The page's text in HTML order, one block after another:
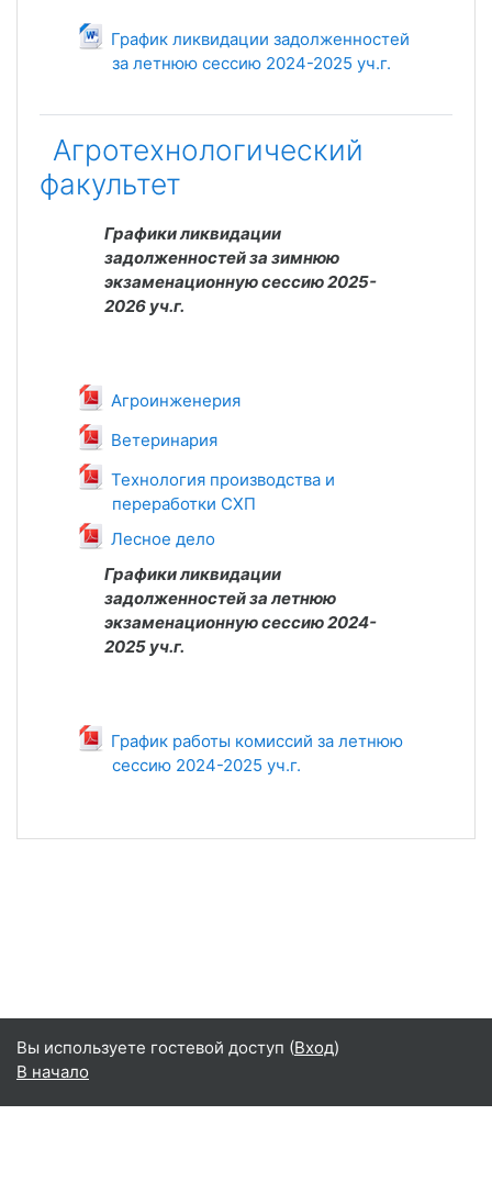
График ликвидации задолженностей
за летнюю сессию 2024-2025 уч.г.
Файл
Агротехнологический
факультет
Графики ликвидации
задолженностей за зимнюю
экзаменационную сессию 2025-
2026 уч.г.
Агроинженерия
Файл
Ветеринария
Файл
Технология производства и
переработки СХП
Файл
Лесное дело
Файл
Графики ликвидации
задолженностей за летнюю
экзаменационную сессию 2024-
2025 уч.г.
График работы комиссий за летнюю
сессию 2024-2025 уч.г.
Файл
Вы используете гостевой доступ (Вход)
В начало
Русский ‎(ru)‎